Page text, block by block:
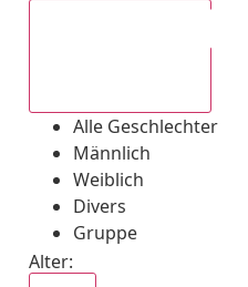
Alle Geschlechter
Männlich
Weiblich
Divers
Gruppe
Alter: